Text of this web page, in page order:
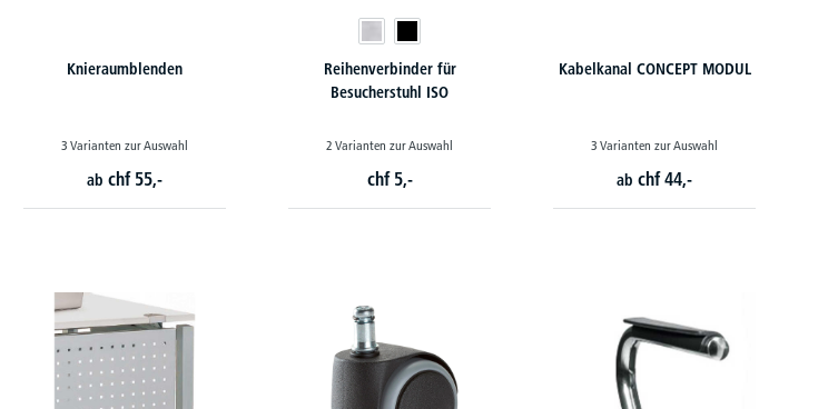
Knieraumblenden
3 Varianten zur Auswahl
ab chf 55,-
Reihenverbinder für
Besucherstuhl ISO
2 Varianten zur Auswahl
chf 5,-
Kabelkanal CONCEPT MODUL
3 Varianten zur Auswahl
ab chf 44,-